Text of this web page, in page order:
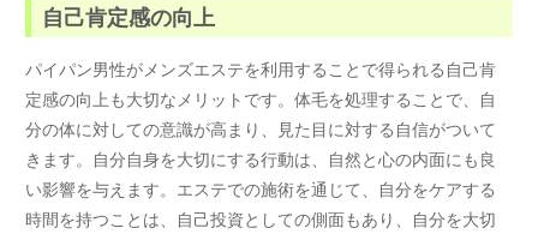
自己肯定感の向上
パイパン男性がメンズエステを利用することで得られる自己肯
定感の向上も大切なメリットです。体毛を処理することで、自
分の体に対しての意識が高まり、見た目に対する自信がついて
きます。自分自身を大切にする行動は、自然と心の内面にも良
い影響を与えます。エステでの施術を通じて、自分をケアする
時間を持つことは、自己投資としての側面もあり、自分を大切